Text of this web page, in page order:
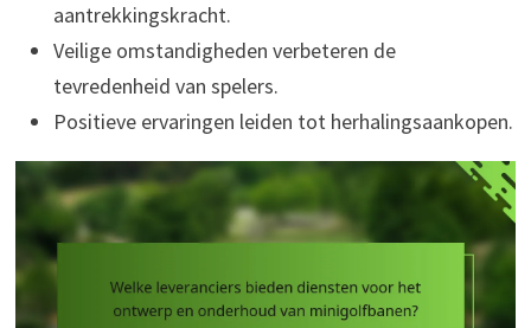
aantrekkingskracht.
Veilige omstandigheden verbeteren de
tevredenheid van spelers.
Positieve ervaringen leiden tot herhalingsaankopen.